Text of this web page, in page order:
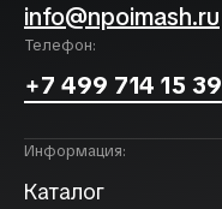
info@npoimash.ru
Телефон:
+7 499 714 15 39
Информация:
Каталог